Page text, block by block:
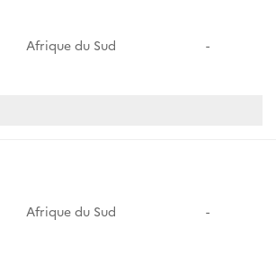
Afrique du Sud -
Afrique du Sud -